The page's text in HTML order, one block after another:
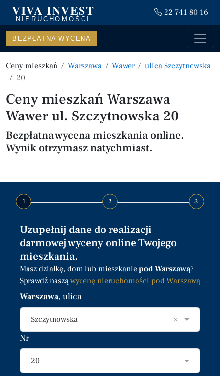
VIVA INVEST
NIERUCHOMOŚCI
22 741 80 16
BEZPŁATNA WYCENA
Ceny mieszkań Warszawa Wawer
ulica Szczytnowska
20
Ceny mieszkań Warszawa
Wawer ul. Szczytnowska 20
Bezpłatna wycena mieszkania online.
Wynik otrzymasz natychmiast.
1 2 3
Uzupełnij dane do realizacji
darmowej wyceny online Twojego
mieszkania.
Masz działkę, dom lub mieszkanie pod Warszawą?
Sprawdź nasząwycenę nieruchomości pod Warszawą
Warszawa, ulica
Szczytnowska
×
Nr
20